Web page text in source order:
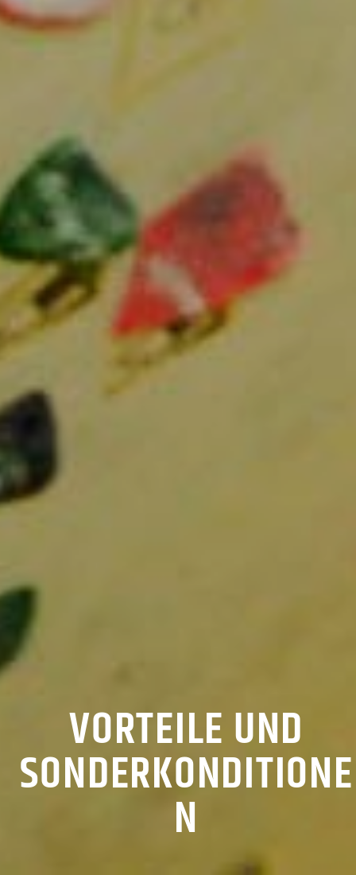
VORTEILE UND
SONDERKONDITIONE
N